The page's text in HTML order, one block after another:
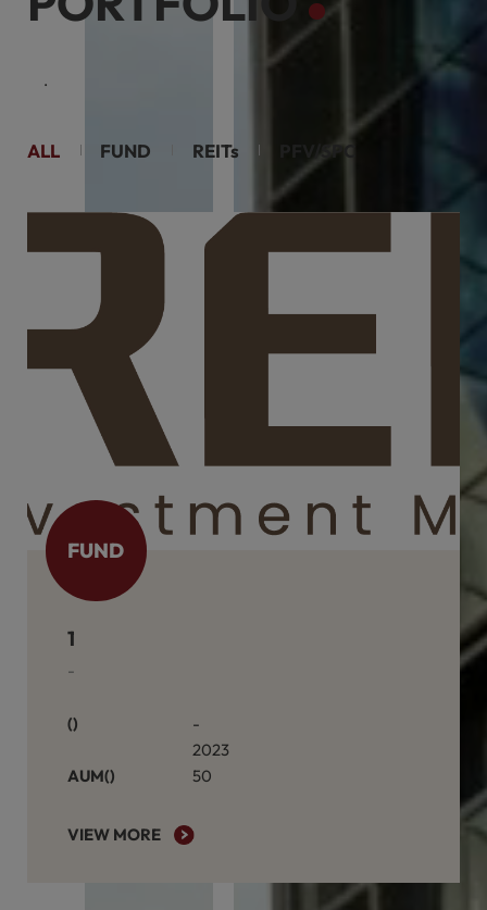
케이리츠투자운용은 부동산 투자의 새로운 장을 열어갑니다.
ALL FUND REITs PFV/SPC
-
50